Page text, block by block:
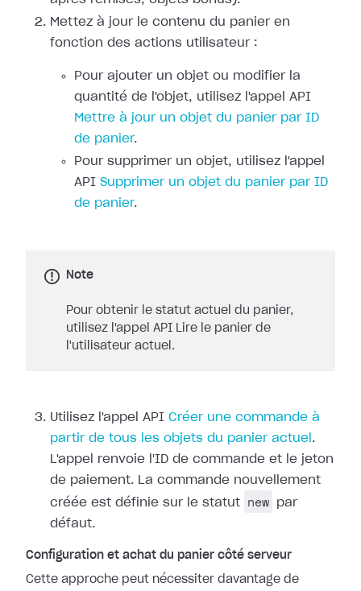
Mettez à jour le contenu du panier en
fonction des actions utilisateur :
Pour ajouter un objet ou modifier la
quantité de l'objet, utilisez l'appel API
Mettre à jour un objet du panier par ID
de panier.
Pour supprimer un objet, utilisez l'appel
API Supprimer un objet du panier par ID
de panier.
Note
Pour obtenir le statut actuel du panier,
utilisez l'appel API Lire le panier de
l'utilisateur actuel.
Utilisez l'appel API Créer une commande à
partir de tous les objets du panier actuel .
L'appel renvoie l'ID de commande et le jeton
de paiement. La commande nouvellement
créée est définie sur le statut
new
par
défaut.
Configuration et achat du panier côté serveur
Cette approche peut nécessiter davantage de